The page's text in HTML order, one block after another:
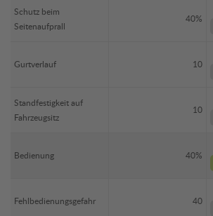
Schutz beim
Seitenaufprall
40%
Gurtverlauf 10
Standfestigkeit auf
Fahrzeugsitz
10
Bedienung 40%
Fehlbedienungsgefahr 40